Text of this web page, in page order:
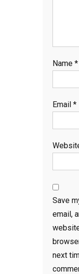
Name *
Email *
Save
email,
next